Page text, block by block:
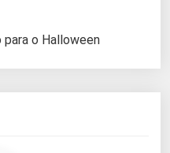
o Halloween